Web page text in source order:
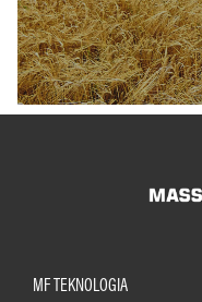
MF TEKNOLOGIA